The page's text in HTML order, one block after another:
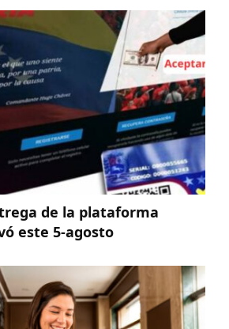
de la plataforma
este 5-agosto